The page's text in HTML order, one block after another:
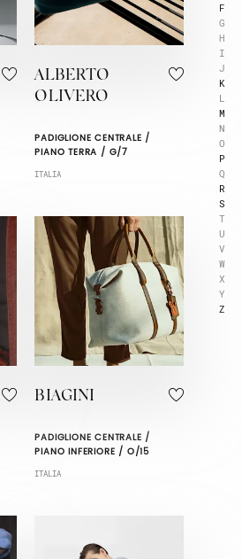
F
G
H
I
J
K
L
M
N
O
P
Q
R
S
T
U
V
W
X
Y
Z
ALBERTO
OLIVERO
PADIGLIONE CENTRALE /
PIANO TERRA / G/7
ITALIA
BIAGINI
PADIGLIONE CENTRALE /
PIANO INFERIORE / O/15
ITALIA